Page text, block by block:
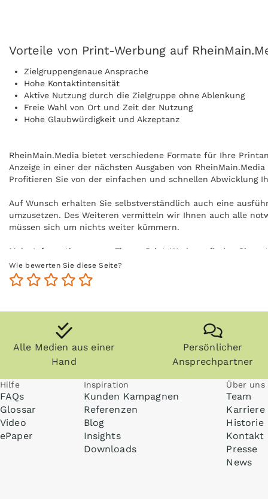
Vorteile von Print-Werbung auf
Zielgruppengenaue Ansprache
Hohe Kontaktintensität
Aktive Nutzung durch die Zielgruppe ohne Ablenkung
Freie Wahl von Ort und Zeit der Nutzung
Hohe Glaubwürdigkeit und Akzeptanz
RheinMain.Media bietet verschiedene Formate für Ihre
Anzeige in einer der nächsten Ausgaben von
Profitieren Sie von der einfachen und schnellen Abwicklung
Auf Wunsch erhalten Sie selbstverständlich auch eine
umzusetzen. Des Weiteren vermitteln wir Ihnen auch alle
müssen sich um nichts weiter kümmern.
Mehr Informationen zum Thema Print-Werbung finden Sie
Wie bewerten Sie diese Seite?
Alle Medien aus einer
Hand
Persönlicher
Ansprechpartner
Hilfe
FAQs
Glossar
Video
ePaper
Inspiration
Kunden Kampagnen
Referenzen
Blog
Insights
Downloads
Über uns
Team
Karriere
Historie
Kontakt
Presse
News